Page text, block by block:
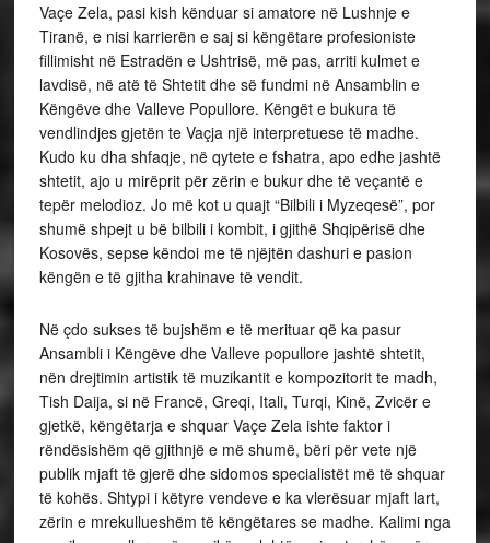
Vaçe Zela, pasi kish kënduar si amatore në Lushnje e
Tiranë, e nisi karrierën e saj si këngëtare profesioniste
fillimisht në Estradën e Ushtrisë, më pas, arriti kulmet e
lavdisë, në atë të Shtetit dhe së fundmi në Ansamblin e
Këngëve dhe Valleve Popullore. Këngët e bukura të
vendlindjes gjetën te Vaçja një interpretuese të madhe.
Kudo ku dha shfaqje, në qytete e fshatra, apo edhe jashtë
shtetit, ajo u mirëprit për zërin e bukur dhe të veçantë e
tepër melodioz. Jo më kot u quajt “Bilbili i Myzeqesë”, por
shumë shpejt u bë bilbili i kombit, i gjithë Shqipërisë dhe
Kosovës, sepse këndoi me të njëjtën dashuri e pasion
këngën e të gjitha krahinave të vendit.
Në çdo sukses të bujshëm e të merituar që ka pasur
Ansambli i Këngëve dhe Valleve popullore jashtë shtetit,
nën drejtimin artistik të muzikantit e kompozitorit te madh,
Tish Daija, si në Francë, Greqi, Itali, Turqi, Kinë, Zvicër e
gjetkë, këngëtarja e shquar Vaçe Zela ishte faktor i
rëndësishëm që gjithnjë e më shumë, bëri për vete një
publik mjaft të gjerë dhe sidomos specialistët më të shquar
të kohës. Shtypi i këtyre vendeve e ka vlerësuar mjaft lart,
zërin e mrekullueshëm të këngëtares se madhe. Kalimi nga